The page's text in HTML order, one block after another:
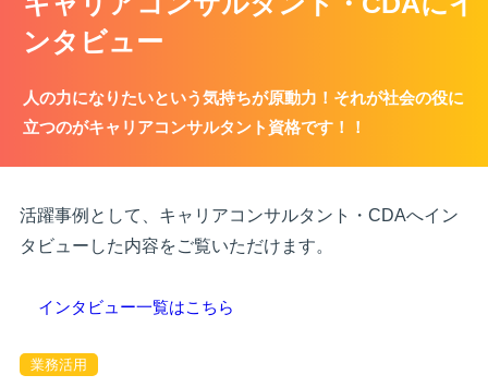
ンタビュー
人の力になりたいという気持ちが原動力！それが社会の役に
立つのがキャリアコンサルタント資格です！！
活躍事例として、キャリアコンサルタント・CDAへイン
タビューした内容をご覧いただけます。
インタビュー一覧はこちら
業務活用